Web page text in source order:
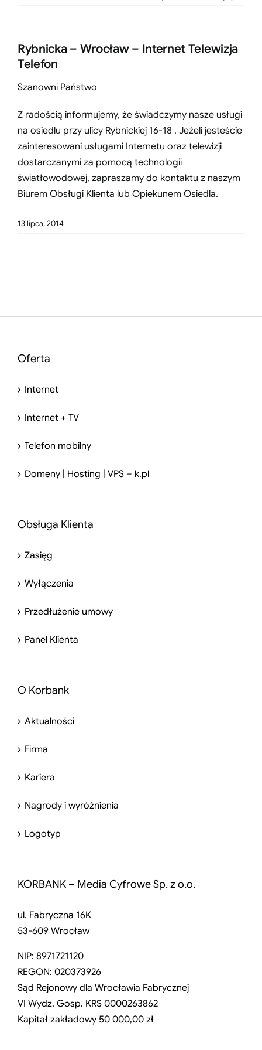
Rybnicka – Wrocław – Internet Telewizja
Telefon
Szanowni Państwo
Z radością informujemy, że świadczymy nasze usługi
na osiedlu przy ulicy Rybnickiej 16-18 . Jeżeli jesteście
zainteresowani usługami Internetu oraz telewizji
dostarczanymi za pomocą technologii
światłowodowej, zapraszamy do kontaktu z naszym
Biurem Obsługi Klienta lub Opiekunem Osiedla.
13 lipca, 2014
Oferta
Internet
Internet + TV
Telefon mobilny
Domeny | Hosting | VPS – k.pl
Obsługa Klienta
Zasięg
Wyłączenia
Przedłużenie umowy
Panel Klienta
O Korbank
Aktualności
Firma
Kariera
Nagrody i wyróżnienia
Logotyp
KORBANK – Media Cyfrowe Sp. z o.o.
ul. Fabryczna 16K
53-609 Wrocław
NIP: 8971721120
REGON: 020373926
Sąd Rejonowy dla Wrocławia Fabrycznej
VI Wydz. Gosp. KRS 0000263862
Kapitał zakładowy 50 000,00 zł